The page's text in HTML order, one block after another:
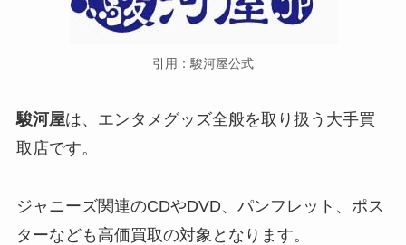
引用：駿河屋公式
駿河屋は、エンタメグッズ全般を取り扱う大手買
取店です。
ジャニーズ関連のCDやDVD、パンフレット、ポス
ターなども高価買取の対象となります。